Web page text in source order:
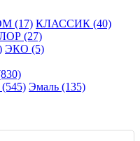
(17) КЛАССИК (40)
(27)
ЭКО (5)
Эмаль (135)